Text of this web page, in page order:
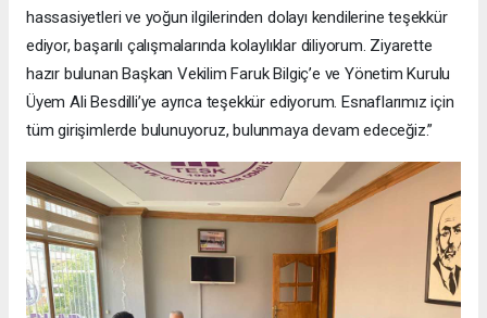
hassasiyetleri ve yoğun ilgilerinden dolayı kendilerine teşekkür
ediyor, başarılı çalışmalarında kolaylıklar diliyorum. Ziyarette
hazır bulunan Başkan Vekilim Faruk Bilgiç’e ve Yönetim Kurulu
Üyem Ali Besdilli’ye ayrıca teşekkür ediyorum. Esnaflarımız için
tüm girişimlerde bulunuyoruz, bulunmaya devam edeceğiz.”